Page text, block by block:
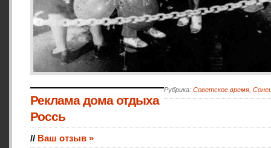
Рубрика: Советское время
Реклама дома отдыха
Россь
// Ваш отзыв »